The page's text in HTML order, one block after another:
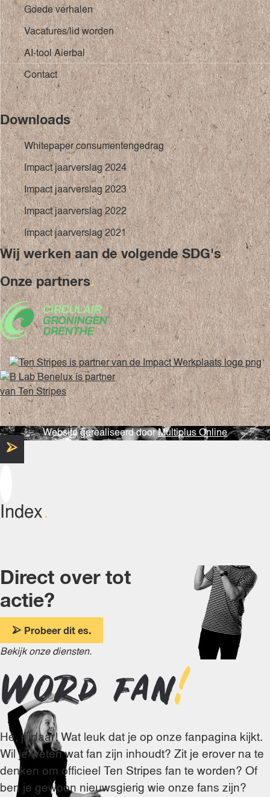
Goede verhalen
Vacatures/lid worden
AI-tool Aierbal
Contact
Downloads
Whitepaper consumentengedrag
Impact jaarverslag 2024
Impact jaarverslag 2023
Impact jaarverslag 2022
Impact jaarverslag 2021
Wij werken aan de volgende SDG's.
Onze partners.
Website gerealiseerd doorMultiplus Online
Index
Direct over tot
actie?
Probeer dit es.
Bekijk onze diensten.
Word fan!
Hé, jij daar! Wat leuk dat je op onze fanpagina kijkt.
Wil je weten wat fan zijn inhoudt? Zit je erover na te
denken om officieel Ten Stripes fan te worden? Of
ben je gewoon nieuwsgierig wie onze fans zijn?